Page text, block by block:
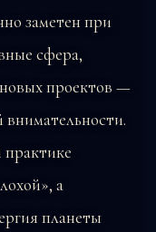
заметен при
сфера,
проектов —
внимательности.
практике
а
планеты